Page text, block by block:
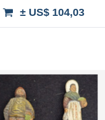
± US$ 104,03